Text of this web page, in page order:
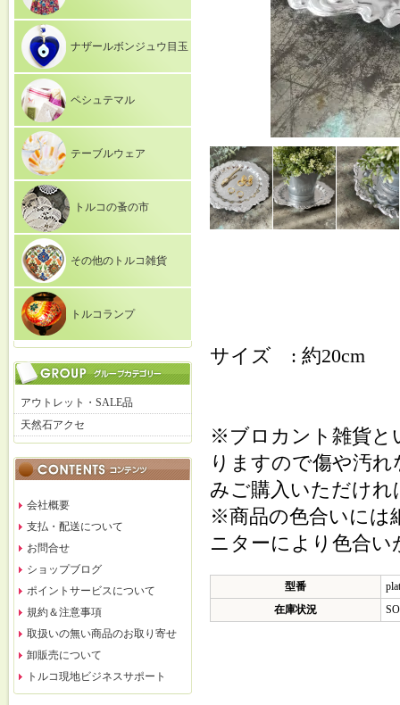
ナザールボンジュウ目玉
ペシュテマル
テーブルウェア
トルコの蚤の市
その他のトルコ雑貨
トルコランプ
アウトレット・SALE品
天然石アクセ
会社概要
支払・配送について
お問合せ
ショップブログ
ポイントサービスについて
規約＆注意事項
取扱いの無い商品のお取り寄せ
卸販売について
トルコ現地ビジネスサポート
サイズ : 約20cm
※ブロカント雑貨と
りますので傷や汚
みご購入いただけれ
※商品の色合いには
ニターにより色合
型番
在庫状況